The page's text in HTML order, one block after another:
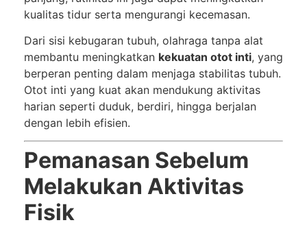
kualitas tidur serta mengurangi kecemasan.
Dari sisi kebugaran tubuh, olahraga tanpa alat
membantu meningkatkan kekuatan otot inti, yang
berperan penting dalam menjaga stabilitas tubuh.
Otot inti yang kuat akan mendukung aktivitas
harian seperti duduk, berdiri, hingga berjalan
dengan lebih efisien.
Pemanasan Sebelum
Melakukan Aktivitas
Fisik